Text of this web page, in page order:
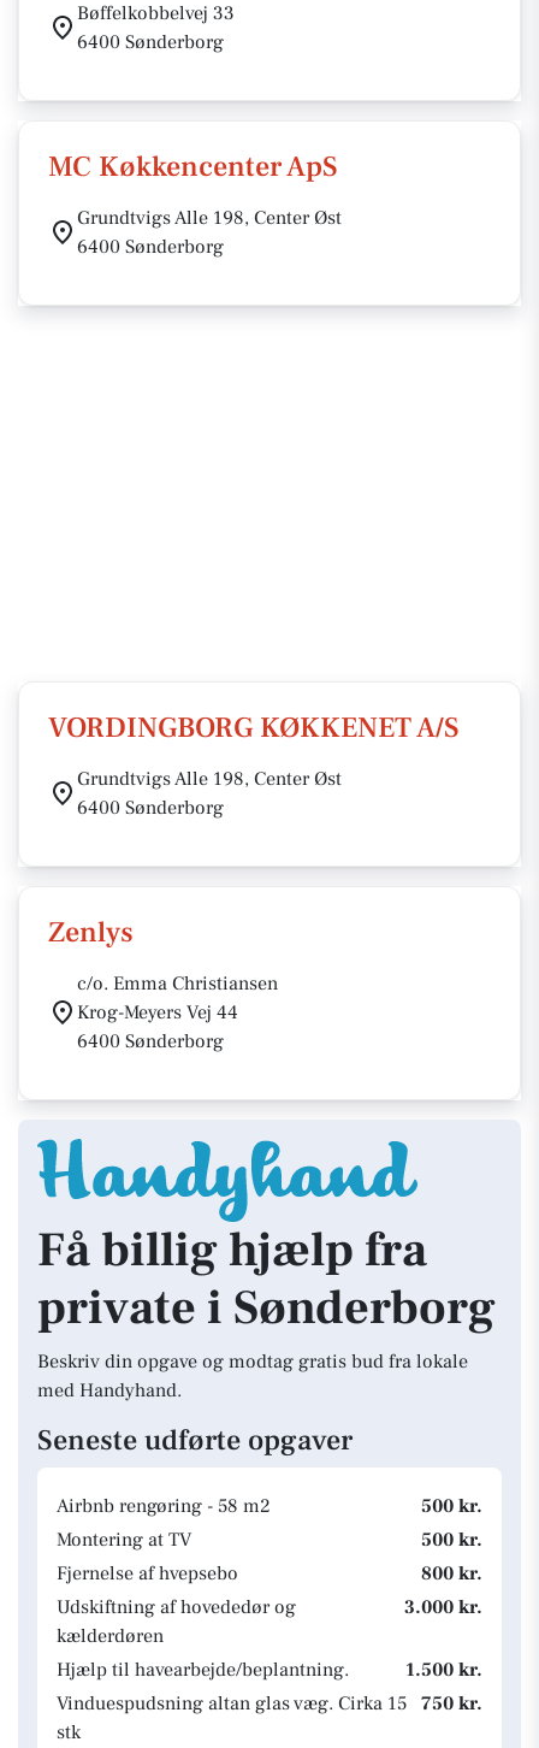
Bøffelkobbelvej 33
6400 Sønderborg
MC Køkkencenter ApS
Grundtvigs Alle 198, Center Øst
6400 Sønderborg
VORDINGBORG KØKKENET A/S
Grundtvigs Alle 198, Center Øst
6400 Sønderborg
Zenlys
c/o. Emma Christiansen
Krog-Meyers Vej 44
6400 Sønderborg
Få billig hjælp fra
private i Sønderborg
Beskriv din opgave og modtag gratis bud fra lokale
med Handyhand.
Seneste udførte opgaver
Airbnb rengøring - 58 m2
500 kr.
Montering at TV
500 kr.
Fjernelse af hvepsebo
800 kr.
Udskiftning af hovededør og
kælderdøren
3.000 kr.
Hjælp til havearbejde/beplantning.
1.500 kr.
Vinduespudsning altan glas væg. Cirka 15
stk
750 kr.